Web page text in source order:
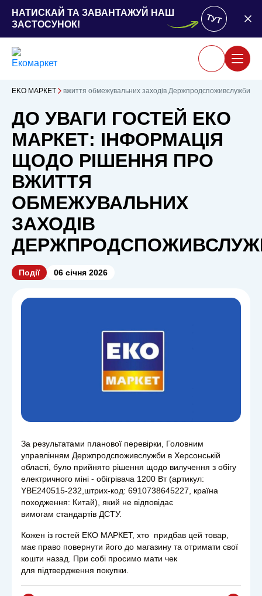
НАТИСКАЙ ТА ЗАВАНТАЖУЙ НАШ
ЗАСТОСУНОК!
ТУТ
ЕKO MАРКЕТ
рішення про вжиття обмежувальних заходів Держпродспоживслужби
ДО УВАГИ ГОСТЕЙ ЕКО
МАРКЕТ: ІНФОРМАЦІЯ
ЩОДО РІШЕННЯ ПРО
ВЖИТТЯ
ОБМЕЖУВАЛЬНИХ
ЗАХОДІВ
Події 06 січня 2026
За результатами планової перевірки, Головним
управлінням Держпродспоживслужби в Херсонській
області, було прийнято рішення щодо вилучення з обігу
електричного міні - обігрівача 1200 Вт (артикул:
YBE240515-232,штрих-код: 6910738645227, країна
походження: Китай), який не відповідає
вимогам стандартів ДСТУ.
Кожен із гостей ЕКО МАРКЕТ, хто придбав цей товар,
має право повернути його до магазину та отримати свої
кошти назад. При собі просимо мати чек
для підтвердження покупки.